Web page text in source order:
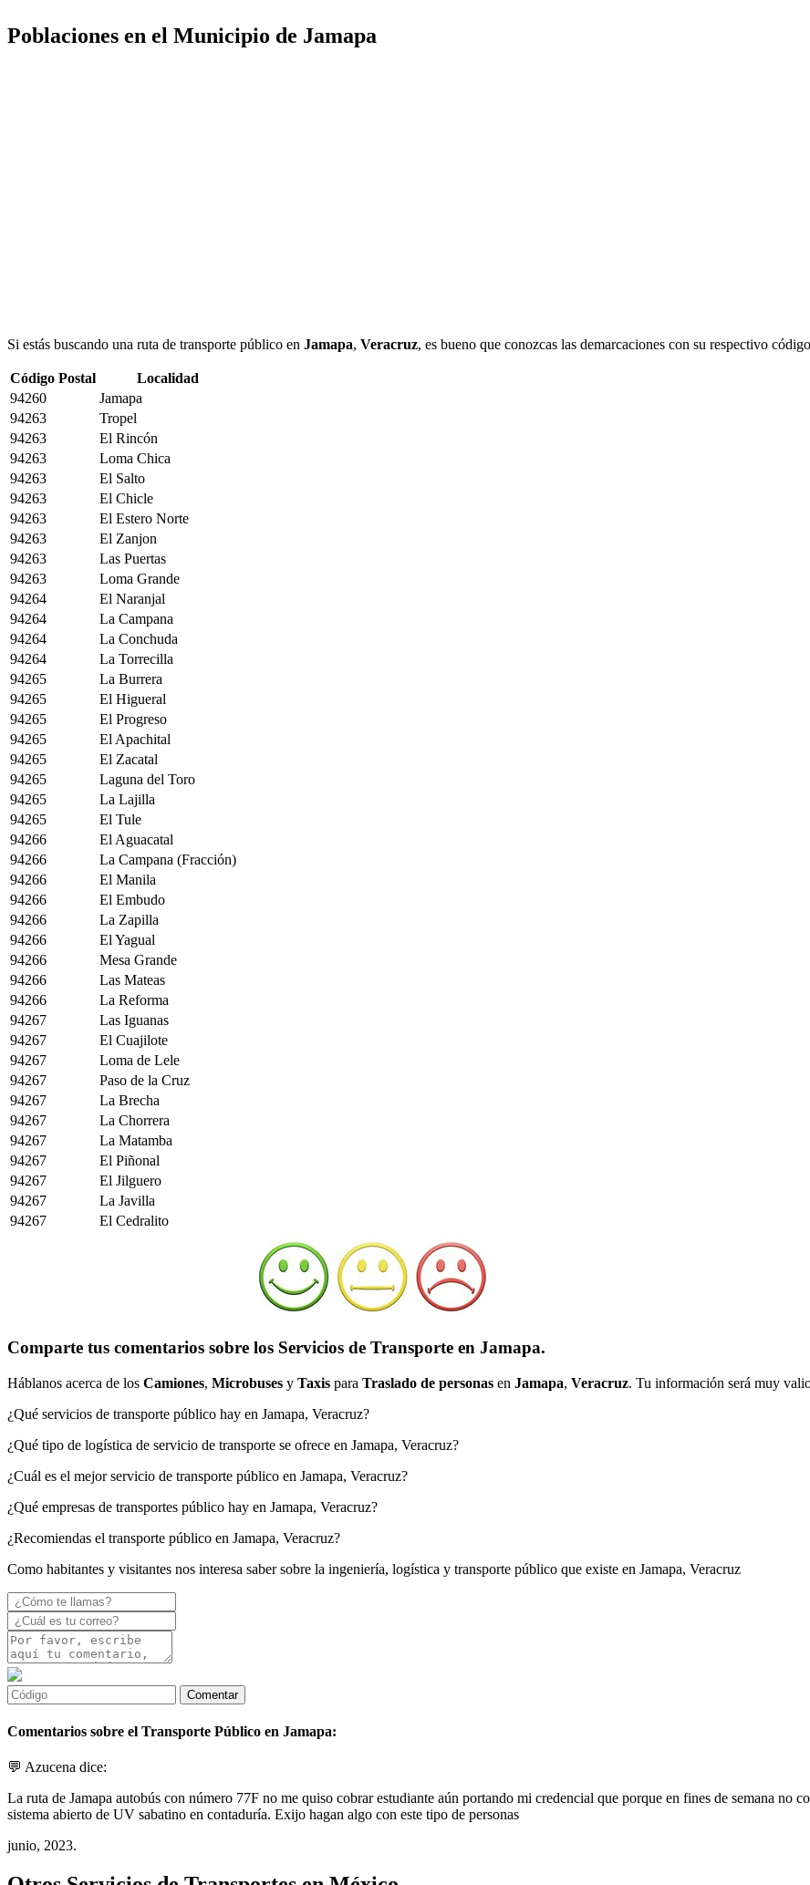
Poblaciones en el Municipio de Jamapa
Si estás buscando una ruta de transporte público en Jamapa, Veracruz, es bueno que conozcas las demarcaciones con su respectivo
Código Postal
Localidad
94260
Jamapa
94263
Tropel
94263
El Rincón
94263
Loma Chica
94263
El Salto
94263
El Chicle
94263
El Estero Norte
94263
El Zanjon
94263
Las Puertas
94263
Loma Grande
94264
El Naranjal
94264
La Campana
94264
La Conchuda
94264
La Torrecilla
94265
La Burrera
94265
El Higueral
94265
El Progreso
94265
El Apachital
94265
El Zacatal
94265
Laguna del Toro
94265
La Lajilla
94265
El Tule
94266
El Aguacatal
94266
La Campana (Fracción)
94266
El Manila
94266
El Embudo
94266
La Zapilla
94266
El Yagual
94266
Mesa Grande
94266
Las Mateas
94266
La Reforma
94267
Las Iguanas
94267
El Cuajilote
94267
Loma de Lele
94267
Paso de la Cruz
94267
La Brecha
94267
La Chorrera
94267
La Matamba
94267
El Piñonal
94267
El Jilguero
94267
La Javilla
94267
El Cedralito
Comparte tus comentarios sobre los Servicios de Transporte en Jamapa.
Háblanos acerca de los Camiones, Microbuses y Taxis para Traslado de personas en Jamapa, Veracruz. Tu información será muy
¿Qué servicios de transporte público hay en Jamapa, Veracruz?
¿Qué tipo de logística de servicio de transporte se ofrece en Jamapa, Veracruz?
¿Cuál es el mejor servicio de transporte público en Jamapa, Veracruz?
¿Qué empresas de transportes público hay en Jamapa, Veracruz?
¿Recomiendas el transporte público en Jamapa, Veracruz?
Como habitantes y visitantes nos interesa saber sobre la ingeniería, logística y transporte público que existe en Jamapa, Veracruz
Comentarios sobre el Transporte Público en Jamapa:
💬 Azucena dice:
La ruta de Jamapa autobús con número 77F no me quiso cobrar estudiante aún portando mi credencial que porque en fines de semana no
sistema abierto de UV sabatino en contaduría. Exijo hagan algo con este tipo de personas
junio, 2023.